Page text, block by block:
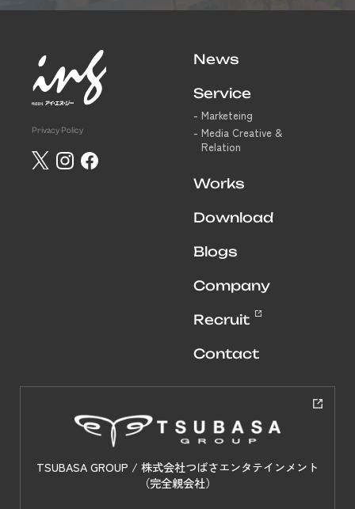
Privacy Policy
News
Service
Marketeing
Media Creative &
Relation
Works
Download
Blogs
Company
Recruit
Contact
TSUBASA GROUP / 株式会社つばさエンタテインメント
（完全親会社）